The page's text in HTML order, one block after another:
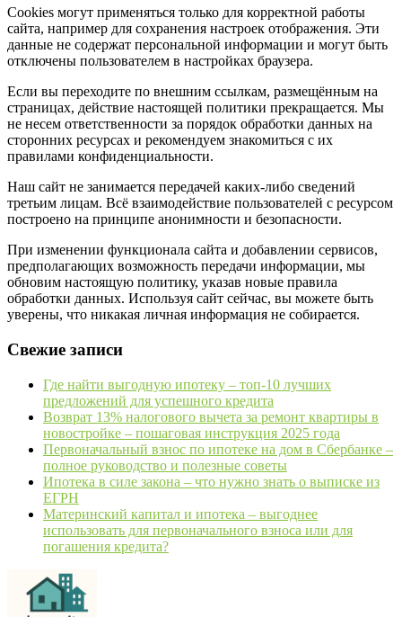
Cookies могут применяться только для корректной работы
сайта, например для сохранения настроек отображения. Эти
данные не содержат персональной информации и могут быть
отключены пользователем в настройках браузера.
Если вы переходите по внешним ссылкам, размещённым на
страницах, действие настоящей политики прекращается. Мы
не несем ответственности за порядок обработки данных на
сторонних ресурсах и рекомендуем знакомиться с их
правилами конфиденциальности.
Наш сайт не занимается передачей каких-либо сведений
третьим лицам. Всё взаимодействие пользователей с ресурсом
построено на принципе анонимности и безопасности.
При изменении функционала сайта и добавлении сервисов,
предполагающих возможность передачи информации, мы
обновим настоящую политику, указав новые правила
обработки данных. Используя сайт сейчас, вы можете быть
уверены, что никакая личная информация не собирается.
Свежие записи
Где найти выгодную ипотеку – топ-10 лучших
предложений для успешного кредита
Возврат 13% налогового вычета за ремонт квартиры в
новостройке – пошаговая инструкция 2025 года
Первоначальный взнос по ипотеке на дом в Сбербанке –
полное руководство и полезные советы
Ипотека в силе закона – что нужно знать о выписке из
ЕГРН
Материнский капитал и ипотека – выгоднее
использовать для первоначального взноса или для
погашения кредита?